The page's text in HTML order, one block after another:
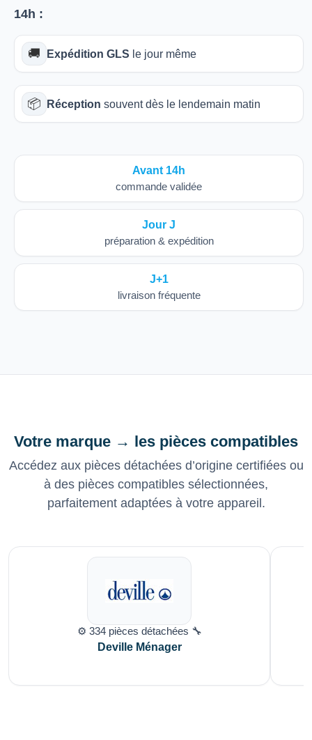
14h :
🚚 Expédition GLS le jour même
📦 Réception souvent dès le lendemain matin
Avant 14h
commande validée
Jour J
préparation & expédition
J+1
livraison fréquente
Votre marque → les pièces compatibles
Accédez aux pièces détachées d’origine certifiées ou
à des pièces compatibles sélectionnées,
parfaitement adaptées à votre appareil.
⚙️ 334 pièces détachées 🔧
Deville Ménager